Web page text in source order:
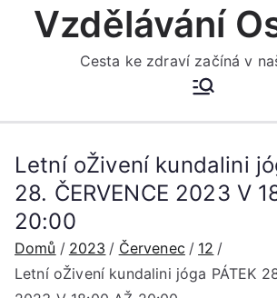
Vzdělávání
Cesta ke zdraví začíná v
Letní oŽivení kundalini
28. ČERVENCE 2023 V
20:00
Domů 2023 Červenec
12
Letní oŽivení kundalini jóga PÁTEK